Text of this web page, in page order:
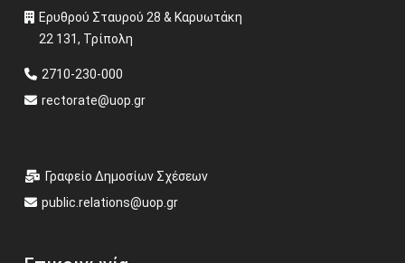
Ερυθρού Σταυρού 28 & Καρυωτάκη
22 131, Τρίπολη
2710-230-000
rectorate@uop.gr
Γραφείο Δημοσίων Σχέσεων
public.relations@uop.gr